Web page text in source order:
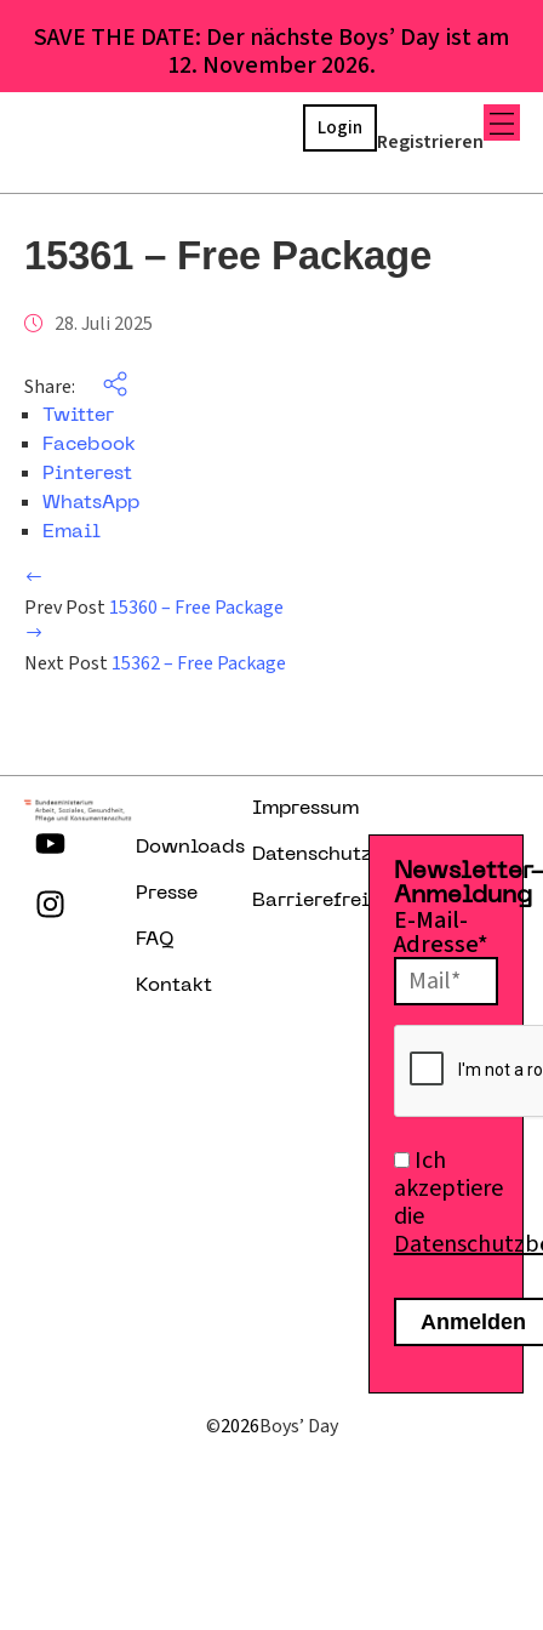
SAVE THE DATE: Der nächste Boys’ Day ist am
12. November 2026.
Registrieren
Login
15361 – Free Package
28. Juli 2025
Share:
Twitter
Facebook
Pinterest
WhatsApp
Email
Prev Post 15360 – Free Package
Next Post 15362 – Free Package
Downloads
Presse
FAQ
Kontakt
Impressum
Datenschutzerklärung
Barrierefreiheitserklärung
Anmeldung
E-Mail-
Adresse*
Ich
akzeptiere
die
©2026Boys’ Day